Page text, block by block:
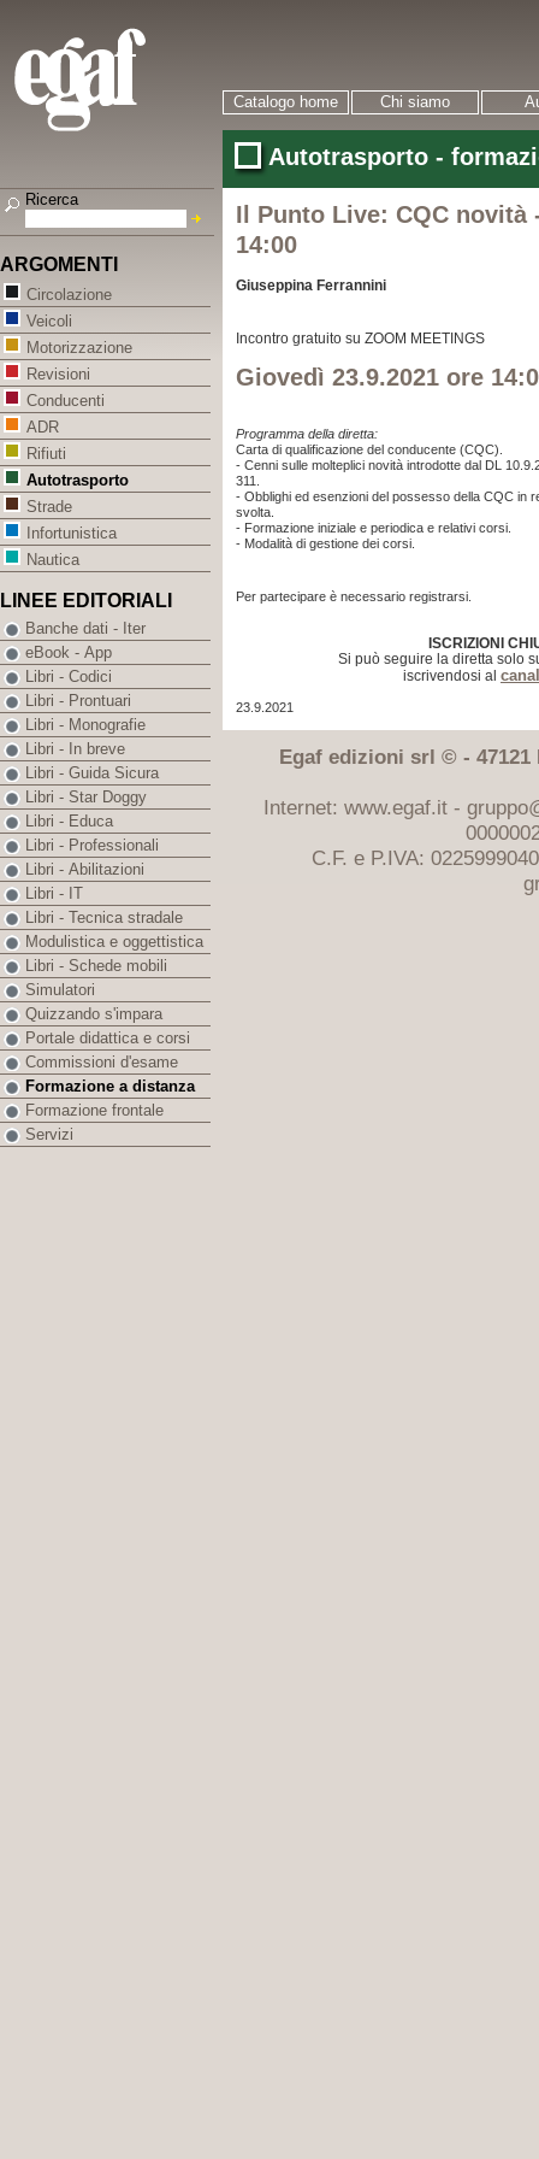
Catalogo home Chi siamo
Autotrasporto -
Il Punto Live: CQC novità
14:00
Giuseppina Ferrannini
Incontro gratuito su ZOOM MEETINGS
Giovedì 23.9.2021 ore
Programma della diretta:
Carta di qualificazione del conducente (CQC).
- Cenni sulle molteplici novità introdotte dal DL
311.
- Obblighi ed esenzioni del possesso della CQC in
svolta.
- Formazione iniziale e periodica e relativi corsi.
- Modalità di gestione dei corsi.
Per partecipare è necessario registrarsi.
ISCRIZIONI
Si può seguire la diretta solo
iscrivendosi al
23.9.2021
Egaf edizioni srl © - 47121
Internet: www.egaf.it -
C.F. e P.IVA:
Ricerca
ARGOMENTI
Circolazione
Veicoli
Motorizzazione
Revisioni
Conducenti
ADR
Rifiuti
Autotrasporto
Strade
Infortunistica
Nautica
LINEE EDITORIALI
Banche dati - Iter
eBook - App
Libri - Codici
Libri - Prontuari
Libri - Monografie
Libri - In breve
Libri - Guida Sicura
Libri - Star Doggy
Libri - Educa
Libri - Professionali
Libri - Abilitazioni
Libri - IT
Libri - Tecnica stradale
Modulistica e oggettistica
Libri - Schede mobili
Simulatori
Quizzando s'impara
Portale didattica e corsi
Commissioni d'esame
Formazione a distanza
Formazione frontale
Servizi